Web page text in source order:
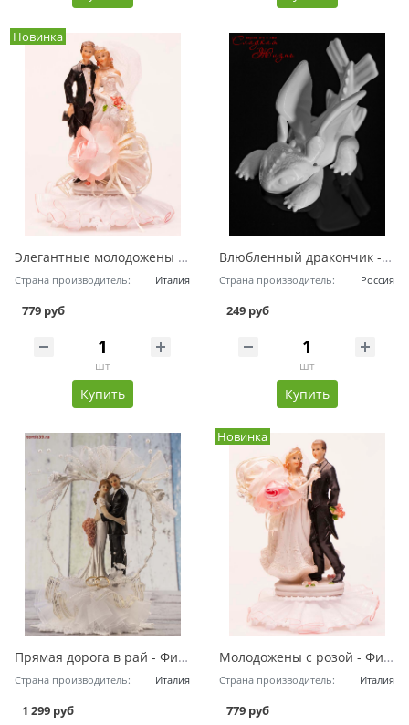
Новинка
Элегантные молодожены - Фигурка на свадебный торт
Страна производитель: Италия
779 руб
шт
Купить
Влюбленный дракончик - Фигурка на торт
Страна производитель: Россия
249 руб
шт
Купить
Прямая дорога в рай - Фигурка на свадебный торт
Страна производитель: Италия
1 299 руб
Новинка
Молодожены с розой - Фигурка на свадебный торт
Страна производитель: Италия
779 руб